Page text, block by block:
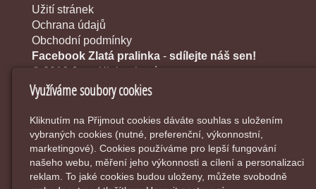
Užití stránek
Ochrana údajů
Obchodní podmínky
Facebook Zlatá pralinka - sdílejte náš sen!
© 2016 Jana Klobouková
Využíváme soubory cookies
Kliknutím na Přijmout cookies dáváte souhlas s uložením
vybraných cookies (nutné, preferenční, výkonnostní,
marketingové). Cookies používáme pro lepší fungování
našeho webu, měření jeho výkonnosti a cílení a personalizaci
reklam. To jaké cookies budou uloženy, můžete svobodně